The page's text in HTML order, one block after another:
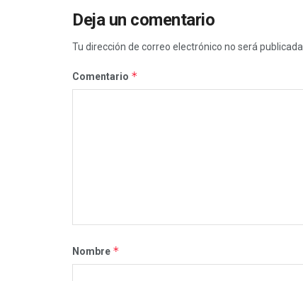
Deja un comentario
Tu dirección de correo electrónico no será publicada.
Comentario *
Nombre *